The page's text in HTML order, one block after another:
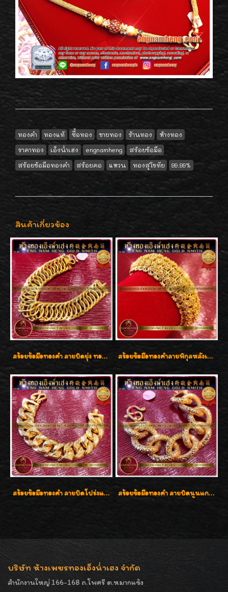
ทองคำ ทองแท้ ซื้อทอง ขายทอง ร้านทอง
ห้างทอง
ราคาทอง
เอ็งน่ำเฮง engnamheng
สร้อยข้อมือ
สร้อยข้อมือทองคำ
สร้อยคอ แหวน ทองสุโขทัย 99.99%
สินค้าเกี่ยวข้อง
สร้อยข้อมือทองคำ ลายบิดยุ่ง ทองคำ 96.5% น้ำหนัก 3 บาท สวยน่าสะสมค่ะ สร้อยข้อมือทองคำลายพิกุลหลังเต่า น้ำหนัก 86.6g ( 5.71 บาท ) หน้ากว้าง 20 มิล
สร้อยข้อมือทองคำ ลายบิดโปร่งแกะลาย ทองคำ 96.5% น้ำหนัก 5 บาท สวยค่ะ สร้อยข้อมือทองคำ ลายบิดนูนแกะลาย ทองคำ 96.5% น้ำหนัก 5 บาท สวยค่ะ
บริษัท ห้างเพชรทองเอ็งน่ำเฮง จำกัด
สำนักงานใหญ่ 166-168 ถ.โพศรี ต.หมากแข้ง